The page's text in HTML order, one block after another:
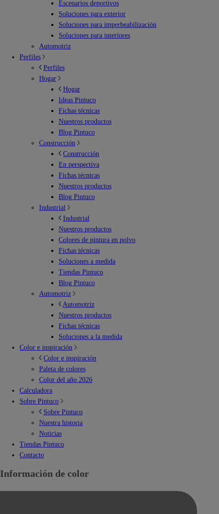
Escenarios deportivos
Soluciones para exterior
Soluciones para imperbeabilización
Soluciones para interiores
Automotriz
Perfiles
Perfiles
Hogar
Hogar
Ideas Pintuco
Fichas técnicas
Nuestros productos
Blog Pintuco
Construcción
Construcción
En perspectiva
Fichas técnicas
Nuestros productos
Blog Pintuco
Industrial
Industrial
Nuestros productos
Colores de pintura en polvo
Fichas técnicas
Soluciones a medida
Tiendas Pintuco
Blog Pintuco
Automotriz
Automotriz
Nuestros productos
Fichas técnicas
Soluciones a la medida
Color e inspiración
Color e inspiración
Paleta de colores
Color del año 2026
Calculadora
Sobre Pintuco
Sobre Pintuco
Nuestra historia
Noticias
Tiendas Pintuco
Contacto
Información de color